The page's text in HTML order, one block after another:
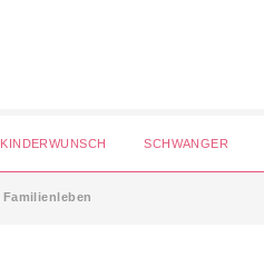
KINDERWUNSCH SCHWANGER
Familienleben